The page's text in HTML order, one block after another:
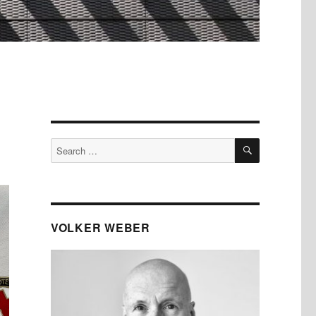
Search
for:
SEARCH
VOLKER WEBER